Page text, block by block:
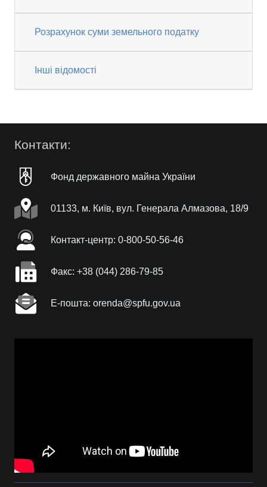
Розрахунок суми земельного податку
Інші відомості
Контакти:
Фонд державного майна України
01133, м. Київ, вул. Генерала Алмазова, 18/9
Контакт-центр: 0-800-50-56-46
Факc: +38 (044) 286-79-85
Е-пошта: orenda@spfu.gov.ua